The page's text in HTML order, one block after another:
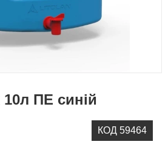
ПЕ синій
КОД 59464